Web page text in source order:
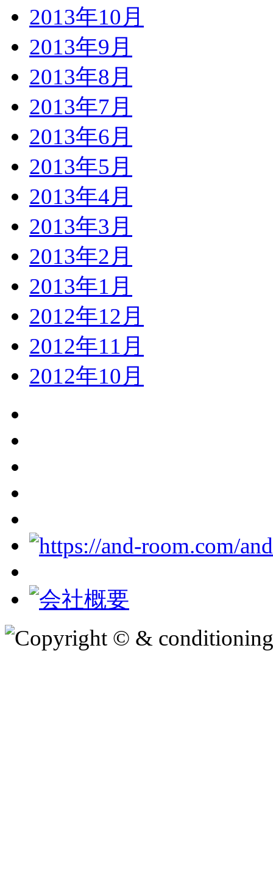
2013年10月
2013年9月
2013年8月
2013年7月
2013年6月
2013年5月
2013年4月
2013年3月
2013年2月
2013年1月
2012年12月
2012年11月
2012年10月